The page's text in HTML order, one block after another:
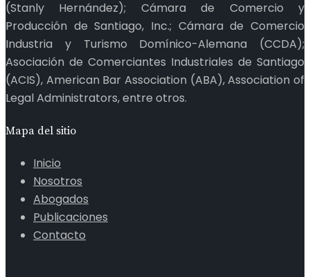
(Stanly Hernández); Cámara de Comercio y
Producción de Santiago, Inc.; Cámara de Comercio
Industria y Turismo Domínico-Alemana (CCDA);
Asociación de Comerciantes Industriales de Santiago
(ACIS), American Bar Association (ABA), Association of
Legal Administrators, entre otros.
Mapa del sitio
Inicio
Nosotros
Abogados
Publicaciones
Contacto